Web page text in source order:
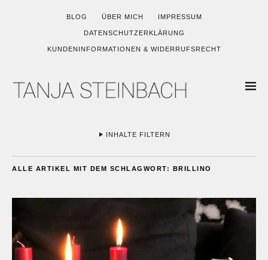
BLOG ÜBER MICH IMPRESSUM
DATENSCHUTZERKLÄRUNG
KUNDENINFORMATIONEN & WIDERRUFSRECHT
INHALTE FILTERN
ALLE ARTIKEL MIT DEM SCHLAGWORT: BRILLINO